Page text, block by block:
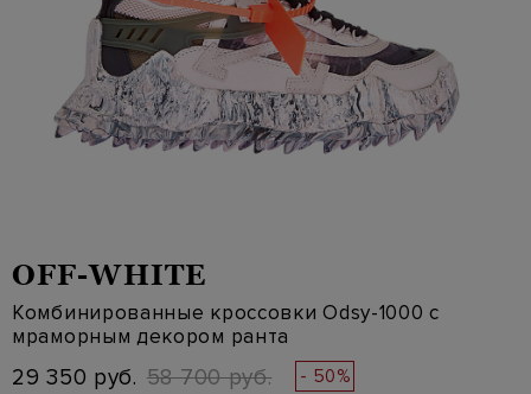
OFF-WHITE
Комбинированные кроссовки Odsy-1000 с
мраморным декором ранта
29 350 руб. 58 700 руб. - 50%